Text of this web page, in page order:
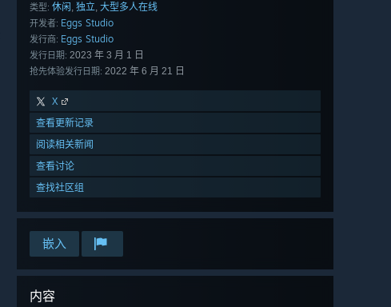
类型: 休闲, 独立, 大型多人在线
开发者: Eggs Studio
发行商: Eggs Studio
发行日期: 2023 年 3 月 1 日
抢先体验发行日期: 2022 年 6 月 21 日
X
查看更新记录
阅读相关新闻
查看讨论
查找社区组
嵌入
内容